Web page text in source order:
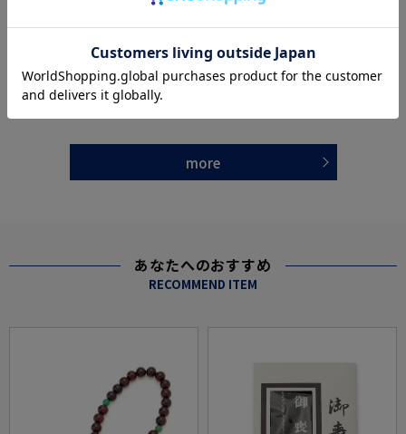
全1色
喪章
価格： 649円
アームバンド15mmオリジナル黒無地
more
あなたへのおすすめ
RECOMMEND ITEM